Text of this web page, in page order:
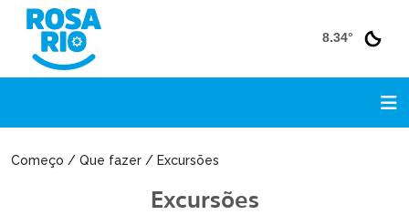
8.34°
Começo / Que fazer / Excursões
Excursões